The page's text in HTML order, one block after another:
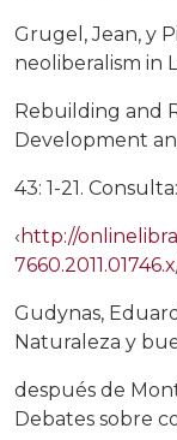
Grugel, Jean, y
neoliberalism in
Rebuilding and
Development
43: 1-21.
‹ http://
Gudynas,
Naturaleza y
después de
Debates sobre